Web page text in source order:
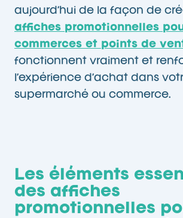
aujourd’hui de la façon de
affiches promotionnelles
commerces et points de
fonctionnent vraiment et
l’expérience d’achat dans
supermarché ou commerce.
Les éléments
des affiches
promotionnelles